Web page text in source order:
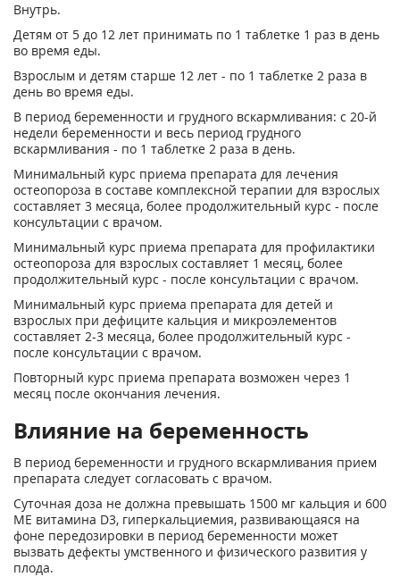
Внутрь.
Детям от 5 до 12 лет принимать по 1 таблетке 1 раз в день
во время еды.
Взрослым и детям старше 12 лет - по 1 таблетке 2 раза в
день во время еды.
В период беременности и грудного вскармливания: с 20-й
недели беременности и весь период грудного
вскармливания - по 1 таблетке 2 раза в день.
Минимальный курс приема препарата для лечения
остеопороза в составе комплексной терапии для взрослых
составляет 3 месяца, более продолжительный курс - после
консультации с врачом.
Минимальный курс приема препарата для профилактики
остеопороза для взрослых составляет 1 месяц, более
продолжительный курс - после консультации с врачом.
Минимальный курс приема препарата для детей и
взрослых при дефиците кальция и микроэлементов
составляет 2-3 месяца, более продолжительный курс -
после консультации с врачом.
Повторный курс приема препарата возможен через 1
месяц после окончания лечения.
Влияние на беременность
В период беременности и грудного вскармливания прием
препарата следует согласовать с врачом.
Суточная доза не должна превышать 1500 мг кальция и 600
ME витамина D3, гиперкальциемия, развивающаяся на
фоне передозировки в период беременности может
вызвать дефекты умственного и физического развития у
плода.